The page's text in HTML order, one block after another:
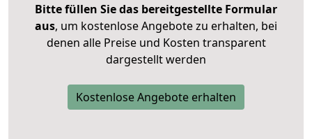
Bitte füllen Sie das bereitgestellte Formular
aus, um kostenlose Angebote zu erhalten, bei
denen alle Preise und Kosten transparent
dargestellt werden
Kostenlose Angebote erhalten